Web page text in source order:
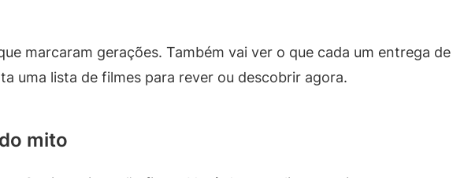
marcaram gerações. Também vai ver o que cada um entrega
uma lista de filmes para rever ou descobrir agora.
mito